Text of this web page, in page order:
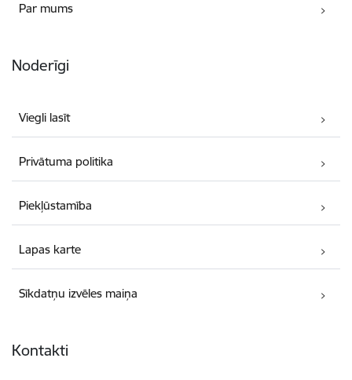
Par mums
Noderīgi
Viegli lasīt
Privātuma politika
Piekļūstamība
Lapas karte
Sīkdatņu izvēles maiņa
Kontakti